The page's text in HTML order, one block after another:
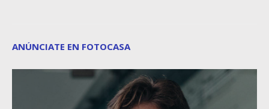
ANÚNCIATE EN FOTOCASA